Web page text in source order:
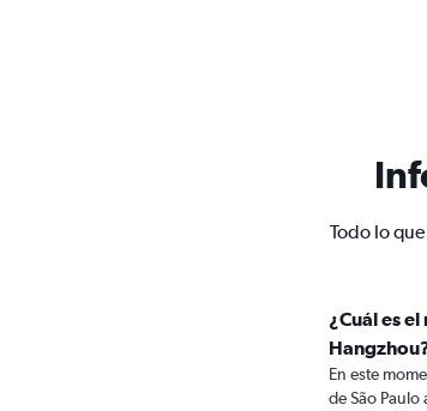
Todo lo
¿Cuál es
En este
de São